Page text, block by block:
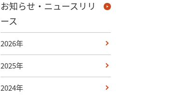
お知らせ・ニュースリリ
ース
2026年
2025年
2024年